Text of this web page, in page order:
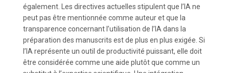
également. Les directives actuelles stipulent que l’IA ne
peut pas être mentionnée comme auteur et que la
transparence concernant l’utilisation de l’IA dans la
préparation des manuscrits est de plus en plus exigée. Si
l’IA représente un outil de productivité puissant, elle doit
être considérée comme une aide plutôt que comme un